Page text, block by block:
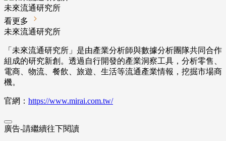
未來流通研究所
看更多
未來流通研究所
「未來流通研究所」是由產業分析師與數據分析團隊共同合作
組成的研究新創。透過自行開發的產業洞察工具，分析零售、
電商、物流、餐飲、旅遊、生活等流通產業情報，挖掘市場商
機。
官網： https://www.mirai.com.tw/
廣告-請繼續往下閱讀